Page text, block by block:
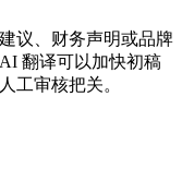
议、财务声明或品牌
翻译可以加快初稿
工审核把关。